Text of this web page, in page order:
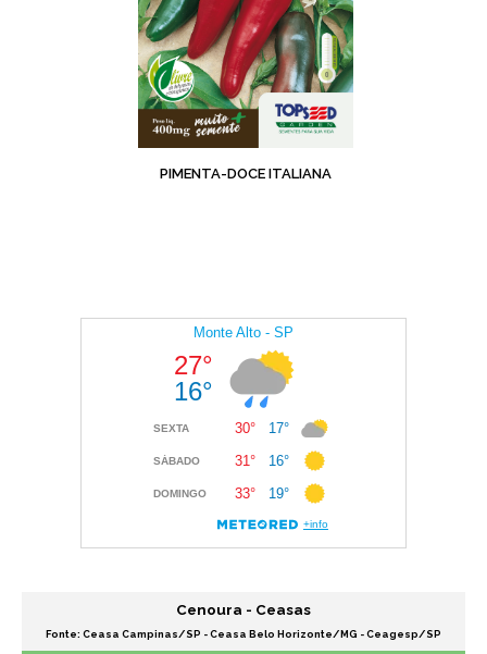
PIMENTA-DOCE ITALIANA
Cenoura - Ceasas
Fonte: Ceasa Campinas/SP - Ceasa Belo Horizonte/MG - Ceagesp/SP